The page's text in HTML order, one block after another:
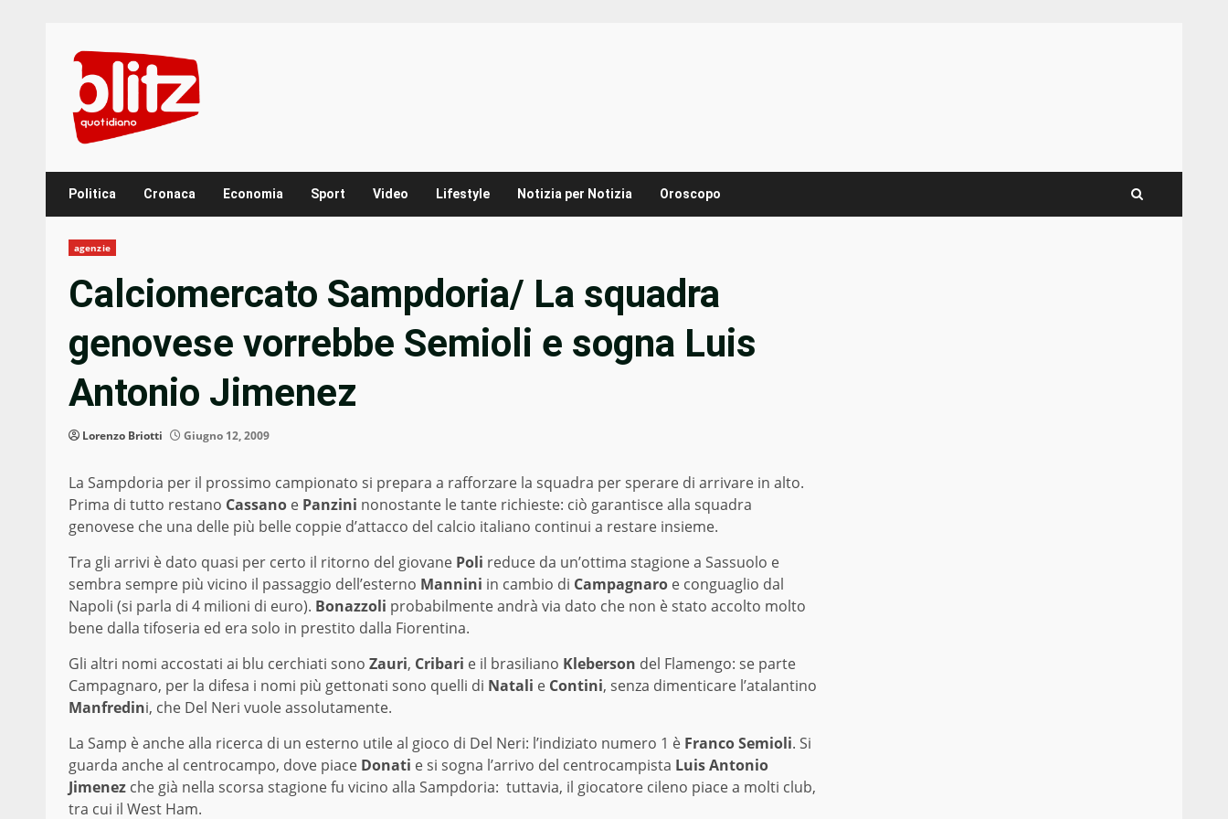
content
Politica Cronaca Economia Sport Video Lifestyle Notizia per Notizia Oroscopo
agenzie
Calciomercato Sampdoria/ La squadra
genovese vorrebbe Semioli e sogna Luis
Antonio Jimenez
Lorenzo Briotti Giugno 12, 2009
La Sampdoria per il prossimo campionato si prepara a rafforzare la squadra per sperare di arrivare in alto.
Prima di tutto restano Cassano e Panzini nonostante le tante richieste: ciò garantisce alla squadra
genovese che una delle più belle coppie d’attacco del calcio italiano continui a restare insieme.
Tra gli arrivi è dato quasi per certo il ritorno del giovane Poli reduce da un’ottima stagione a Sassuolo e
sembra sempre più vicino il passaggio dell’esterno Mannini in cambio di Campagnaro e conguaglio dal
Napoli (si parla di 4 milioni di euro). Bonazzoli probabilmente andrà via dato che non è stato accolto molto
bene dalla tifoseria ed era solo in prestito dalla Fiorentina.
Gli altri nomi accostati ai blu cerchiati sono Zauri, Cribari e il brasiliano Kleberson del Flamengo: se parte
Campagnaro, per la difesa i nomi più gettonati sono quelli di Natali e Contini, senza dimenticare l’atalantino
Manfredini, che Del Neri vuole assolutamente.
La Samp è anche alla ricerca di un esterno utile al gioco di Del Neri: l’indiziato numero 1 è Franco Semioli. Si
guarda anche al centrocampo, dove piace Donati e si sogna l’arrivo del centrocampista Luis Antonio
Jimenez che già nella scorsa stagione fu vicino alla Sampdoria: tuttavia, il giocatore cileno piace a molti club,
tra cui il West Ham.